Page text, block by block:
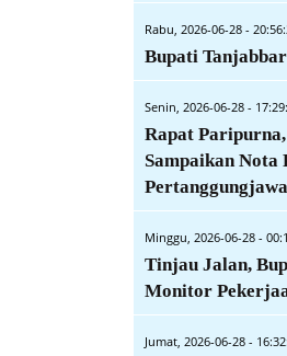
Rabu, 2026-06-28 -
Bupati
Senin, 2026-06-28 -
Rapat
Sampaikan Nota
Minggu, 2026-06-28 -
Tinjau Jalan,
Monitor
Jumat, 2026-06-28 -